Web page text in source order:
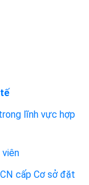
lĩnh vực hợp
viên
cấp Cơ sở đặt